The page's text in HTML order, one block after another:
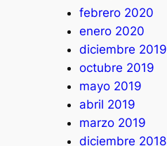
febrero 2020
enero 2020
diciembre 2019
octubre 2019
mayo 2019
abril 2019
marzo 2019
diciembre 2018